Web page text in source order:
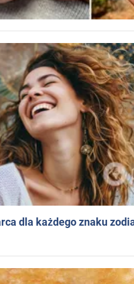
dla każdego znaku